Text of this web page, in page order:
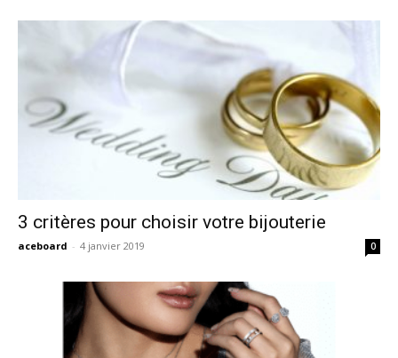
3 critères pour choisir votre bijouterie
aceboard - 4 janvier 2019 0